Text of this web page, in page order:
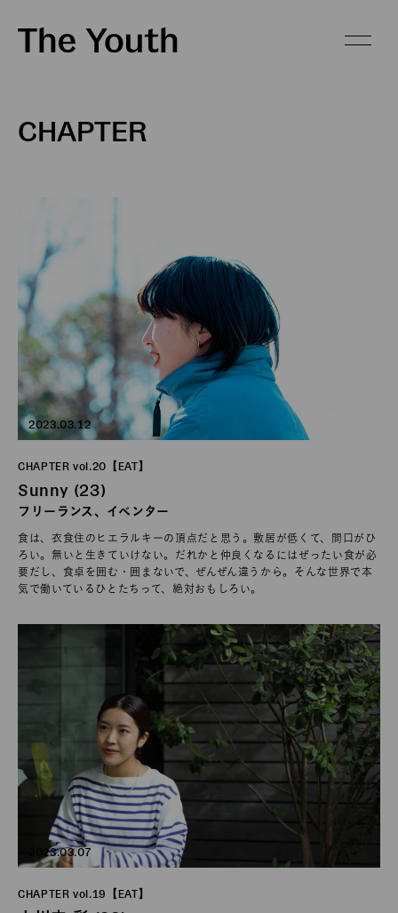
CHAPTER
2023.03.12
CHAPTER vol.20【EAT】
Sunny (23)
フリーランス、イベンター
食は、衣食住のヒエラルキーの頂点だと思う。敷居が低くて、間口がひ
ろい。無いと生きていけない。だれかと仲良くなるにはぜったい食が必
要だし、食卓を囲む・囲まないで、ぜんぜん違うから。そんな世界で本
気で働いているひとたちって、絶対おもしろい。
2023.03.07
CHAPTER vol.19【EAT】